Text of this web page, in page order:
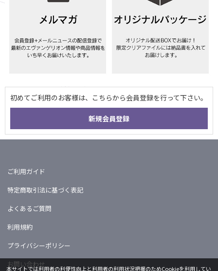
ご利用ガイド
特定商取引法に基づく表記
よくあるご質問
利用規約
プライバシーポリシー
お問い合わせ
本サイトでは利用者の利便性向上と利用者の利用状況把握のためCookieを利用してい